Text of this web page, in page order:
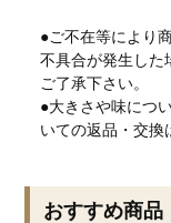
●ご不在等により
不具合が発生した
ご了承下さい。
●大きさや味につ
いての返品・交換
おすすめ商品